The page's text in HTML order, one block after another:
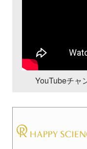
YouTubeチャ